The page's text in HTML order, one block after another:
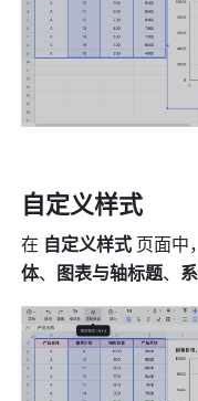
自定义样式
在 自定义样式 页面中
体、 图表与轴标题、